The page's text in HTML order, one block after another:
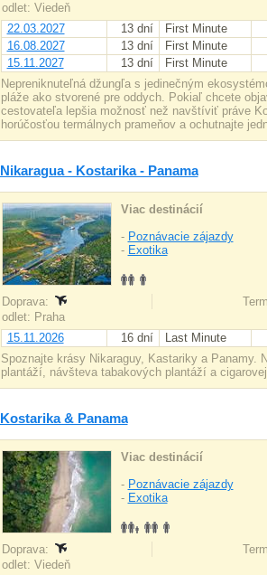
odlet: Viedeň
22.03.2027
13 dní First Minute
16.08.2027
13 dní First Minute
15.11.2027
13 dní First Minute
Nepreniknuteľná džungľa s jedinečným
pláže ako stvorené pre oddych. Pokiaľ chcete
cestovateľa lepšia možnosť než navštíviť práve
horúčosťou termálnych prameňov a ochutnajte
Nikaragua - Kostarika - Panama
Viac destinácií
- Poznávacie zájazdy
- Exotika
Doprava:
odlet: Praha
15.11.2026
16 dní Last Minute
Spoznajte krásy Nikaraguy, Kastariky a Panamy.
plantáží, návšteva tabakových plantáží a
Kostarika & Panama
Viac destinácií
- Poznávacie zájazdy
- Exotika
Doprava:
odlet: Viedeň